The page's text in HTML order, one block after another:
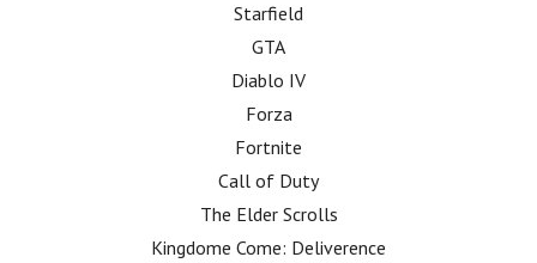
Starfield
GTA
Diablo IV
Forza
Fortnite
Call of Duty
The Elder Scrolls
Kingdome Come: Deliverence